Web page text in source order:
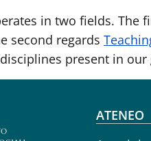
in two fields. The
second regards
present in
ATENEO